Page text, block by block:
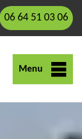
06 64 51 03 06
Menu